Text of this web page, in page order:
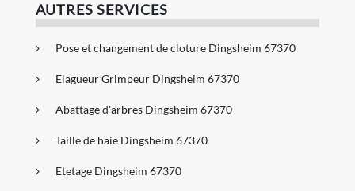
AUTRES SERVICES
Pose et changement de cloture Dingsheim 67370
Elagueur Grimpeur Dingsheim 67370
Abattage d'arbres Dingsheim 67370
Taille de haie Dingsheim 67370
Etetage Dingsheim 67370